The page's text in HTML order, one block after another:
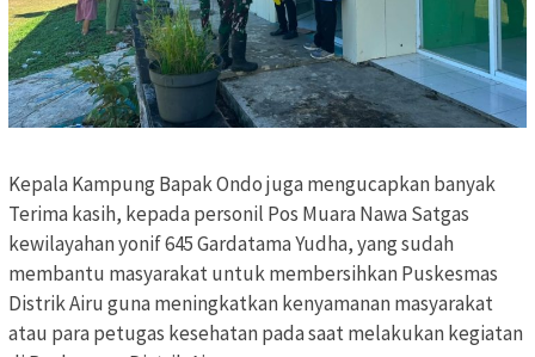
‎Kepala Kampung Bapak Ondo juga mengucapkan banyak
Terima kasih, kepada personil Pos Muara Nawa Satgas
kewilayahan yonif 645 Gardatama Yudha, yang sudah
membantu masyarakat untuk membersihkan Puskesmas
Distrik Airu guna meningkatkan kenyamanan masyarakat
atau para petugas kesehatan pada saat melakukan kegiatan